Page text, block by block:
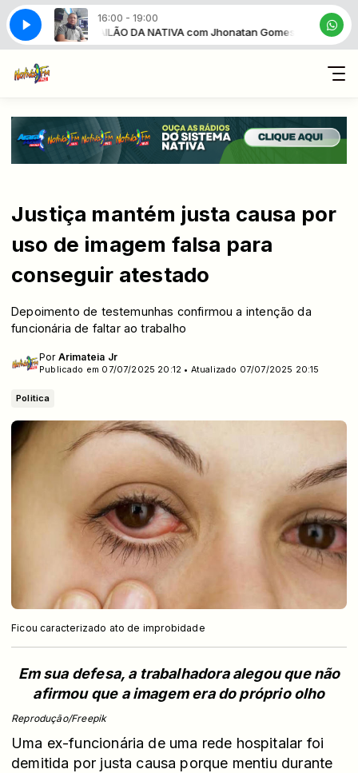
16:00 - 19:00
GomesBAILÃO DA NATIVA com Jhonatan Gomes
Justiça mantém justa causa por
uso de imagem falsa para
conseguir atestado
Depoimento de testemunhas confirmou a intenção da
funcionária de faltar ao trabalho
Por Arimateia Jr
Publicado em 07/07/2025 20:12 • Atualizado 07/07/2025 20:15
Politica
Ficou caracterizado ato de improbidade
Em sua defesa, a trabalhadora alegou que não
afirmou que a imagem era do próprio olho
Reprodução/Freepik
Uma ex-funcionária de uma rede hospitalar foi
demitida por justa causa porque mentiu durante